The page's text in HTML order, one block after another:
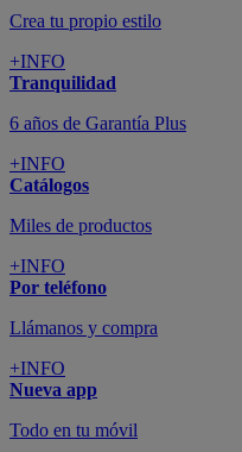
Crea tu propio estilo
+INFO
Tranquilidad
6 años de Garantía Plus
+INFO
Catálogos
Miles de productos
+INFO
Por teléfono
Llámanos y compra
+INFO
Nueva app
Todo en tu móvil